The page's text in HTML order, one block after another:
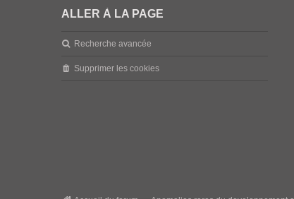
ALLER À LA PAGE
Recherche avancée
Supprimer les cookies